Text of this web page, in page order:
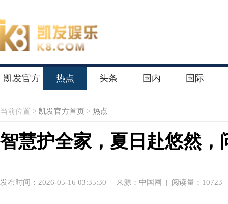
凯发官方 热点 头条 国内 国际
当前位置 > 凯发官方首页 > 热点
智慧护全家，夏日赴悠然
发布时间：2026-05-16 03:35:30 | 来源：中国网 | 阅读量：